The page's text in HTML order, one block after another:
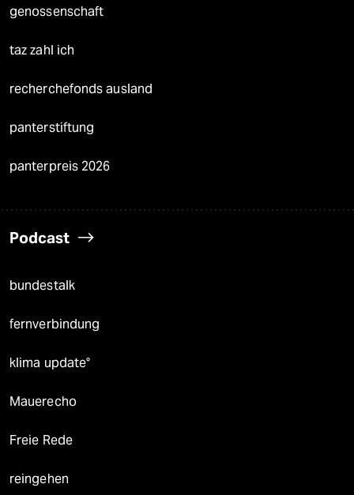
genossenschaft
taz zahl ich
recherchefonds ausland
panterstiftung
panterpreis 2026
Podcast
bundestalk
fernverbindung
klima update°
Mauerecho
Freie Rede
reingehen